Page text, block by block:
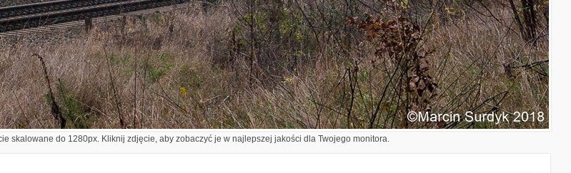
skalowane do 1280px. Kliknij zdjęcie, aby zobaczyć je w najlepszej jakości dla Twojego monitora.